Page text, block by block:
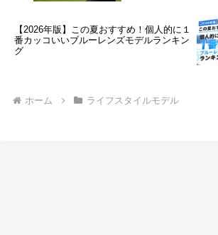
【2026年版】この夏おすすめ！個人的に１
番カッコいいブルーレンズモデルランキン
グ
ホーム ライフスタイルモデル